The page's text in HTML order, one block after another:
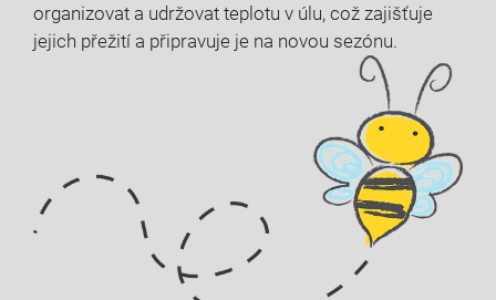
organizovat a udržovat teplotu v úlu, což zajišťuje
jejich přežití a připravuje je na novou sezónu.